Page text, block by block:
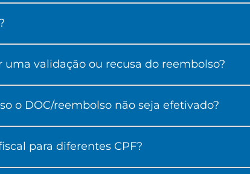
validação ou recusa do reembolso?
o DOC/reembolso não seja efetivado?
para diferentes CPF?